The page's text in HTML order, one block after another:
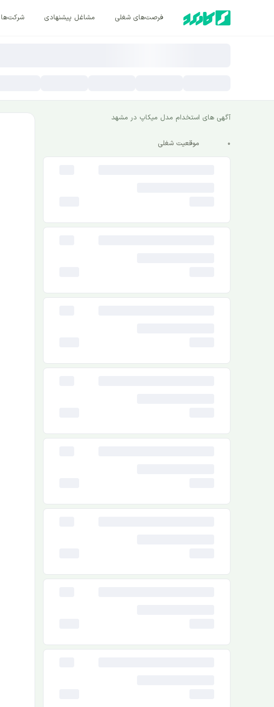
فرصت‌های شغلی مشاغل پیشنهادی شرکت‌ها
آگهی های استخدام مدل میکاپ در مشهد
0 موقعیت شغلی